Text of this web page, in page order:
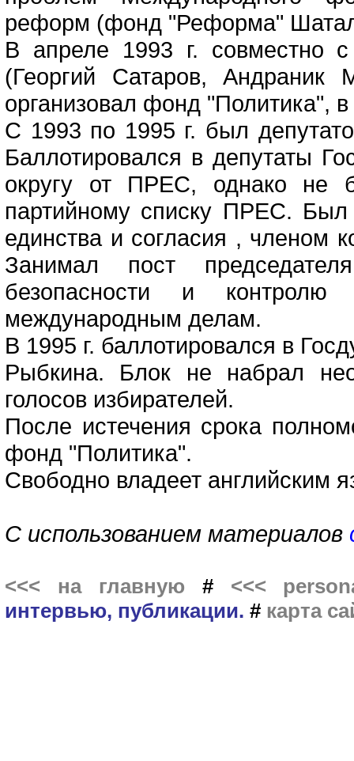
реформ (фонд "Реформа"
В апреле 1993 г. совместно с
(Георгий Сатаров, Андраник
организовал фонд "Политика",
С 1993 по 1995 г. был
Баллотировался в депутаты
округу от ПРЕС, однако не
партийному списку ПРЕС. Был
единства и согласия , членом
Занимал пост
безопасности и
международным делам.
В 1995 г. баллотировался в
Рыбкина. Блок не набрал
голосов избирателей.
После истечения срока
фонд "Политика".
Свободно владеет английским
С использованием материалов
<<< на главную # <<<
интервью, публикации. # карта